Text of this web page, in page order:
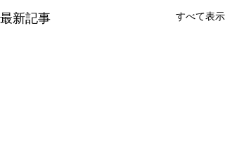
最新記事 すべて表示